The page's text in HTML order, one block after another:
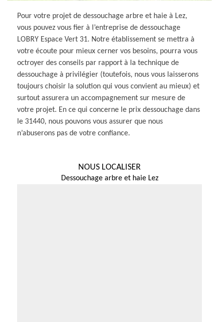
Pour votre projet de dessouchage arbre et haie à Lez,
vous pouvez vous fier à l’entreprise de dessouchage
LOBRY Espace Vert 31. Notre établissement se mettra à
votre écoute pour mieux cerner vos besoins, pourra vous
octroyer des conseils par rapport à la technique de
dessouchage à privilégier (toutefois, nous vous laisserons
toujours choisir la solution qui vous convient au mieux) et
surtout assurera un accompagnement sur mesure de
votre projet. En ce qui concerne le prix dessouchage dans
le 31440, nous pouvons vous assurer que nous
n’abuserons pas de votre confiance.
NOUS LOCALISER
Dessouchage arbre et haie Lez